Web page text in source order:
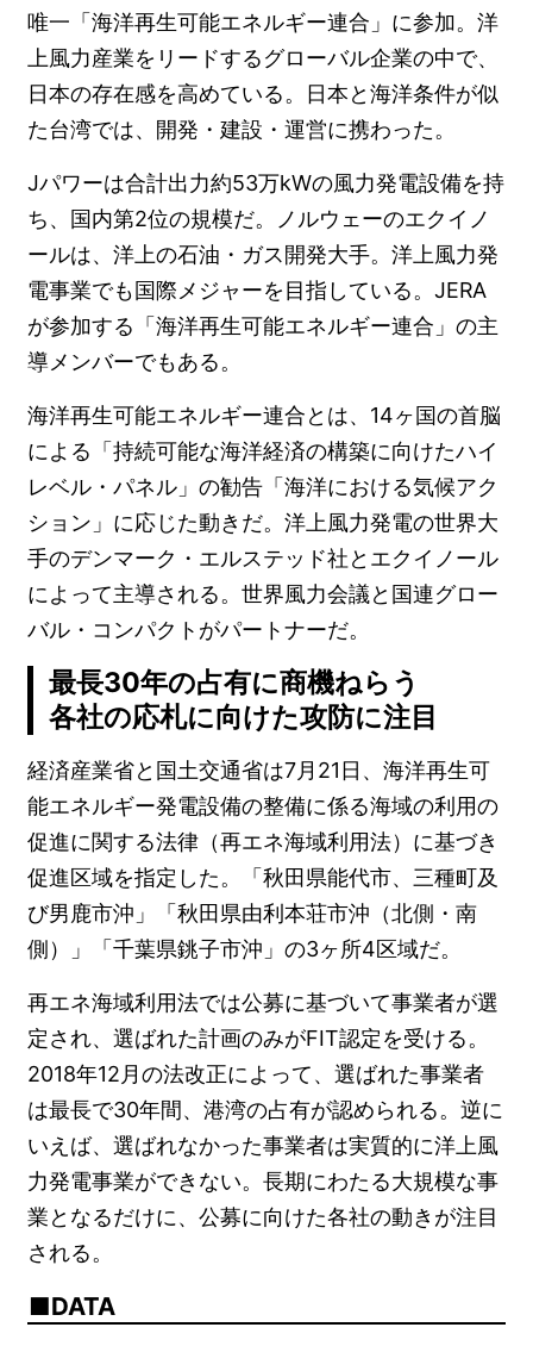
唯一「海洋再生可能エネルギー連合」に参加。洋
上風力産業をリードするグローバル企業の中で、
日本の存在感を高めている。日本と海洋条件が似
た台湾では、開発・建設・運営に携わった。
Jパワーは合計出力約53万kWの風力発電設備を持
ち、国内第2位の規模だ。ノルウェーのエクイノ
ールは、洋上の石油・ガス開発大手。洋上風力発
電事業でも国際メジャーを目指している。JERA
が参加する「海洋再生可能エネルギー連合」の主
導メンバーでもある。
海洋再生可能エネルギー連合とは、14ヶ国の首脳
による「持続可能な海洋経済の構築に向けたハイ
レベル・パネル」の勧告「海洋における気候アク
ション」に応じた動きだ。洋上風力発電の世界大
手のデンマーク・エルステッド社とエクイノール
によって主導される。世界風力会議と国連グロー
バル・コンパクトがパートナーだ。
最長30年の占有に商機ねらう
各社の応札に向けた攻防に注目
経済産業省と国土交通省は7月21日、海洋再生可
能エネルギー発電設備の整備に係る海域の利用の
促進に関する法律（再エネ海域利用法）に基づき
促進区域を指定した。「秋田県能代市、三種町及
び男鹿市沖」「秋田県由利本荘市沖（北側・南
側）」「千葉県銚子市沖」の3ヶ所4区域だ。
再エネ海域利用法では公募に基づいて事業者が選
定され、選ばれた計画のみがFIT認定を受ける。
2018年12月の法改正によって、選ばれた事業者
は最長で30年間、港湾の占有が認められる。逆に
いえば、選ばれなかった事業者は実質的に洋上風
力発電事業ができない。長期にわたる大規模な事
業となるだけに、公募に向けた各社の動きが注目
される。
DATA